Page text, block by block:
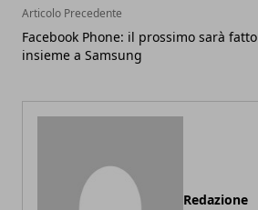
Articolo Precedente
Facebook Phone: il prossimo sarà fatto
insieme a Samsung
Redazione